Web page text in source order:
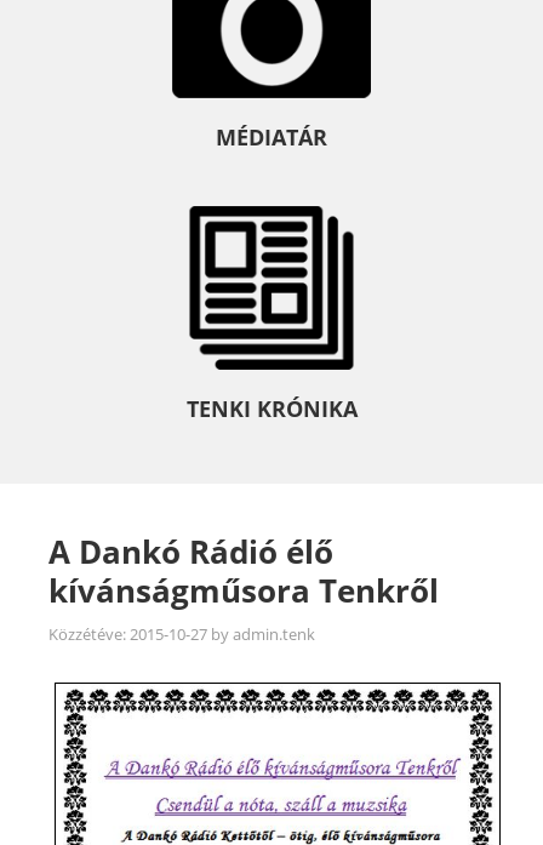
MÉDIATÁR
TENKI KRÓNIKA
A Dankó Rádió élő
kívánságműsora Tenkről
Közzétéve:2015-10-27 byadmin.tenk